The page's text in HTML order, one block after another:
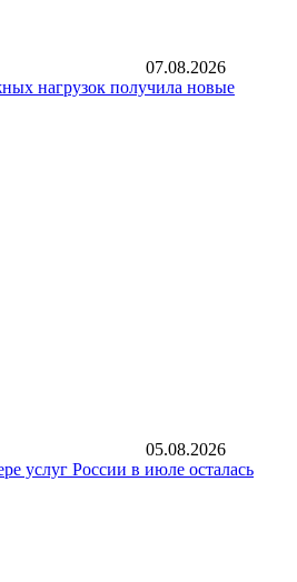
07.08.2026
нагрузок получила новые
05.08.2026
услуг России в июле осталась